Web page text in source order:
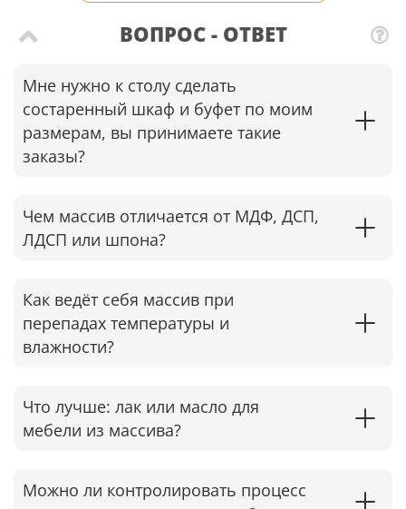
ВОПРОС - ОТВЕТ
Мне нужно к столу сделать
состаренный шкаф и буфет по моим
размерам, вы принимаете такие
заказы?
Чем массив отличается от МДФ, ДСП,
ЛДСП или шпона?
Как ведёт себя массив при
перепадах температуры и
влажности?
Что лучше: лак или масло для
мебели из массива?
Можно ли контролировать процесс